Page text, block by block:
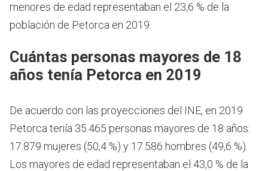
menores de edad representaban el 23,6 % de la
población de Petorca en 2019.
Cuántas personas mayores de 18
años tenía Petorca en 2019
De acuerdo con las proyecciones del INE, en 2019
Petorca tenía 35.465 personas mayores de 18 años:
17.879 mujeres (50,4 %) y 17.586 hombres (49,6 %).
Los mayores de edad representaban el 43,0 % de la